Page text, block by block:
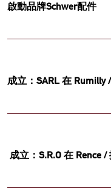
啟動品牌Schwer配件
成立：SARL 在 Rumilly
成立：S.R.O 在 Rence /